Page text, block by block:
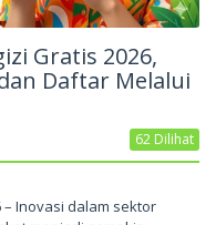
Gratis 2026,
Daftar Melalui
62 Dilihat
– Inovasi dalam sektor